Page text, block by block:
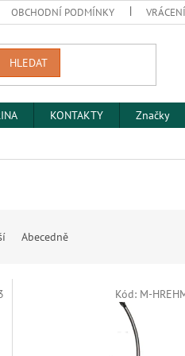
OBCHODNÍ PODMÍNKY
HLEDAT
KONTAKTY
Značky
Abecedně
Kód: M-